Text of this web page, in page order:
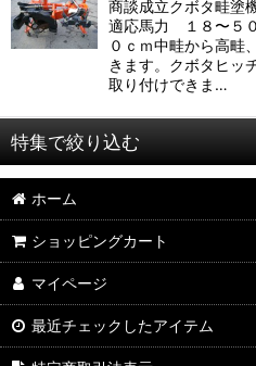
商談成立クボタ畦
適応馬力 １８〜
０ｃｍ中畦から高畦
きます。クボタヒ
取り付けできま…
特集で絞り込む
YANMER(ヤンマー）
KUBOTA（クボタ）
Honda（ホンダ）
ホーム
ショッピングカート
マイページ
最近チェックしたアイテム